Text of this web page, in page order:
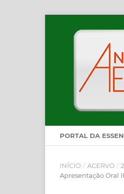
PORTAL DA
INÍCIO / ACERVO /
Apresentação Oral